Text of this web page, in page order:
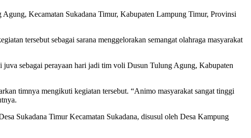
Kecamatan Sukadana Timur, Kabupaten Lampung Timur, Provinsi
tersebut sebagai sarana menggelorakan semangat olahraga masyarakat
sebagai perayaan hari jadi tim voli Dusun Tulung Agung, Kabupaten
timnya mengikuti kegiatan tersebut. “Animo masyarakat sangat tinggi
Sukadana Timur Kecamatan Sukadana, disusul oleh Desa Kampung